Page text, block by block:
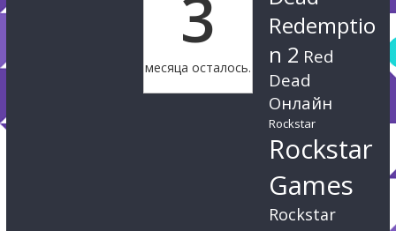
3
месяца осталось.
Redemptio
n 2 Red
Dead
Онлайн
Rockstar
Rockstar
Games
Rockstar